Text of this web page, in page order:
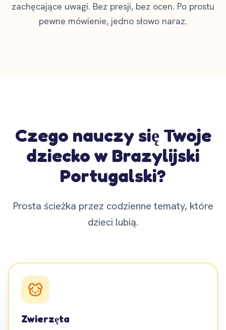
zachęcające uwagi. Bez presji, bez ocen. Po prostu
pewne mówienie, jedno słowo naraz.
Czego nauczy się Twoje
dziecko w Brazylijski
Portugalski?
Prosta ścieżka przez codzienne tematy, które
dzieci lubią.
Zwierzęta